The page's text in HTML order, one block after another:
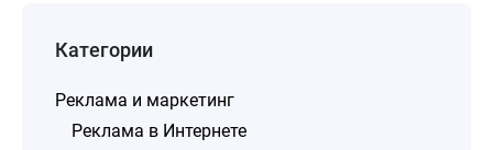
Категории
Реклама и маркетинг
Реклама в Интернете